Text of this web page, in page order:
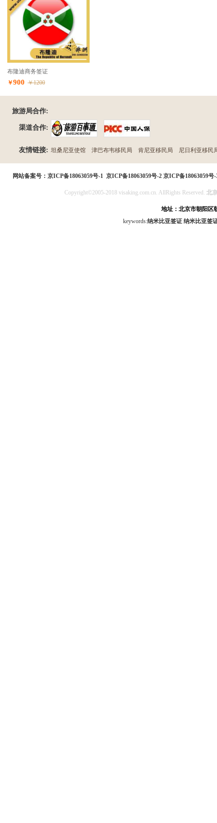
布隆迪商务签证
￥900 ￥1200
旅游局合作:
渠道合作:
友情链接: 坦桑尼亚使馆 津巴布韦移民局 肯尼亚移民局 尼日利亚移民
网站备案号： 京ICP备18063059号-1 京ICP备18063059号-2 京ICP备18063059号-
Copyright©2005-2018 visaking.com.cn. AllRights Reserved. 北
地址：北京市朝阳区
keywords:纳米比亚签证 纳米比亚签